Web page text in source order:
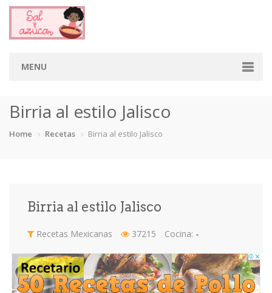
MENU
Categorias
Ensaladas Equipment Frutas Galletas
Birria al estilo Jalisco
Home Recetas Birria al estilo Jalisco
Birria al estilo Jalisco
Recetas Mexicanas 37215 Cocina: -